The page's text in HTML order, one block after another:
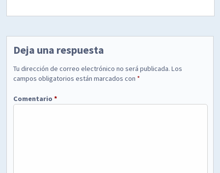
Deja una respuesta
Tu dirección de correo electrónico no será publicada. Los
campos obligatorios están marcados con *
Comentario*